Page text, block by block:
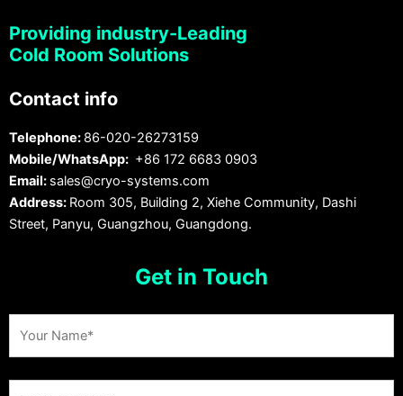
Providing industry-Leading
Cold Room Solutions
Contact info
Telephone: 86-020-26273159
Mobile/WhatsApp: +86 172 6683 0903
Email: sales@cryo-systems.com
Address: Room 305, Building 2, Xiehe Community, Dashi
Street, Panyu, Guangzhou, Guangdong.
Get in Touch